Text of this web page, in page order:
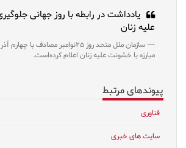
یادداشت در رابطه با روز جهانی
علیه زنان
سازمان ملل متحد روز ۲۵نوامبر مصادف با
مبارزه با خشونت علیه زنان اعلام کرده‌است.
پیوندهای مرتبط
فناوری
سایت های خبری